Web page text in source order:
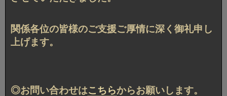
関係各位の皆様のご支援ご厚情に深く御礼申し
上げます。
◎お問い合わせはこちらからお願いします。